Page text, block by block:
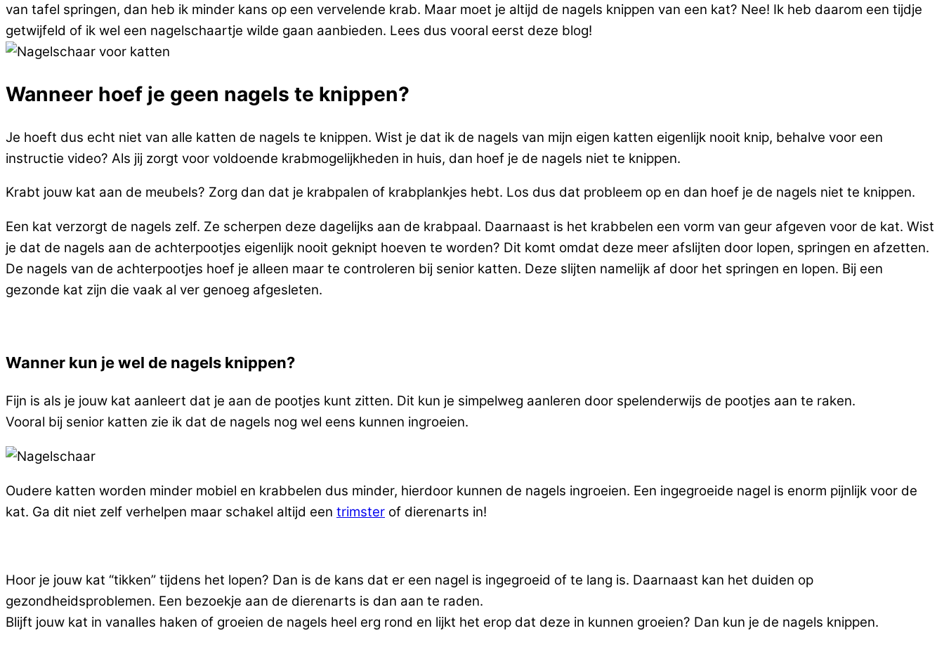
van tafel springen, dan heb ik minder kans op een vervelende krab. Maar moet je altijd de nagels knippen van een kat? Nee! Ik heb daarom een tijdje
getwijfeld of ik wel een nagelschaartje wilde gaan aanbieden. Lees dus vooral eerst deze blog!
Wanneer hoef je geen nagels te knippen?
Je hoeft dus echt niet van alle katten de nagels te knippen. Wist je dat ik de nagels van mijn eigen katten eigenlijk nooit knip, behalve voor een
instructie video? Als jij zorgt voor voldoende krabmogelijkheden in huis, dan hoef je de nagels niet te knippen.
Krabt jouw kat aan de meubels? Zorg dan dat je krabpalen of krabplankjes hebt. Los dus dat probleem op en dan hoef je de nagels niet te knippen.
Een kat verzorgt de nagels zelf. Ze scherpen deze dagelijks aan de krabpaal. Daarnaast is het krabbelen een vorm van geur afgeven voor de kat. Wist
je dat de nagels aan de achterpootjes eigenlijk nooit geknipt hoeven te worden? Dit komt omdat deze meer afslijten door lopen, springen en afzetten.
De nagels van de achterpootjes hoef je alleen maar te controleren bij senior katten. Deze slijten namelijk af door het springen en lopen. Bij een
gezonde kat zijn die vaak al ver genoeg afgesleten.
Wanner kun je wel de nagels knippen?
Fijn is als je jouw kat aanleert dat je aan de pootjes kunt zitten. Dit kun je simpelweg aanleren door spelenderwijs de pootjes aan te raken.
Vooral bij senior katten zie ik dat de nagels nog wel eens kunnen ingroeien.
Oudere katten worden minder mobiel en krabbelen dus minder, hierdoor kunnen de nagels ingroeien. Een ingegroeide nagel is enorm pijnlijk voor de
kat. Ga dit niet zelf verhelpen maar schakel altijd een trimster of dierenarts in!
Hoor je jouw kat “tikken” tijdens het lopen? Dan is de kans dat er een nagel is ingegroeid of te lang is. Daarnaast kan het duiden op
gezondheidsproblemen. Een bezoekje aan de dierenarts is dan aan te raden.
Blijft jouw kat in vanalles haken of groeien de nagels heel erg rond en lijkt het erop dat deze in kunnen groeien? Dan kun je de nagels knippen.